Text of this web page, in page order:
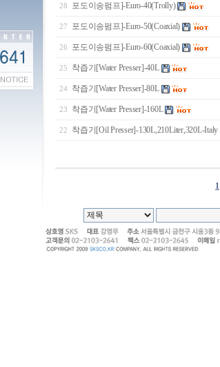
28 포도이송펌프]-Euro-40(Trolly)
27 포도이송펌프]-Euro-50(Coaxial)
26 포도이송펌프]-Euro-60(Coaxial)
25 착즙기[Water Presser]-40L
24 착즙기[Water Presser]-80L
23 착즙기[Water Presser]-160L
22 착즙기[Oil Presser]-130L,210Liter,320L-Italy
1